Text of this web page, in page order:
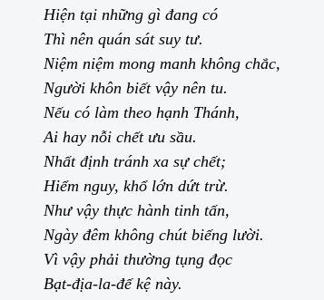
Hiện tại những gì đang có
Thì nên quán sát suy tư.
Niệm niệm mong manh không chắc,
Người khôn biết vậy nên tu.
Nếu có làm theo hạnh Thánh,
Ai hay nỗi chết ưu sầu.
Nhất định tránh xa sự chết;
Hiểm nguy, khổ lớn dứt trừ.
Như vậy thực hành tinh tấn,
Ngày đêm không chút biếng lười.
Vì vậy phải thường tụng đọc
Bạt-địa-la-đế kệ này.